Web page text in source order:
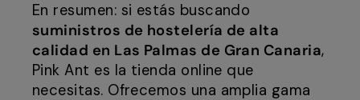
En resumen: si estás buscando
suministros de hostelería de alta
calidad en Las Palmas de Gran Canaria,
Pink Ant es la tienda online que
necesitas. Ofrecemos una amplia gama